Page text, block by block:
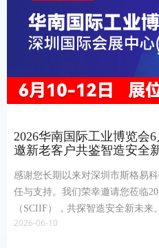
2026华南国际工业博览会
邀新老客户共鉴智造安全
感谢您长期以来对深圳市斯格易
任与支持。我们荣幸邀请您莅临
（SCIIF），共探智造安全新未来。
2026-06-10